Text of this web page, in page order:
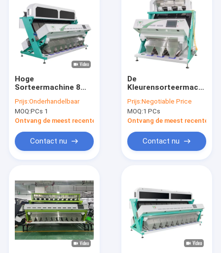
Producten
Videos
VR-show
Hoge
Sorteermachine 8
Optische Plastic
Kleur Hellingen 512
Kanalen
Prijs:Onderhandelbaar
MOQ:PCs 1
Ontvang de meest recente Prijs
Contact nu
De
Kleurensorteermachine
voor Gersttarwe
Prijs:Negotiable Price
MOQ:1 PCs
Ontvang de meest recente
Contact nu